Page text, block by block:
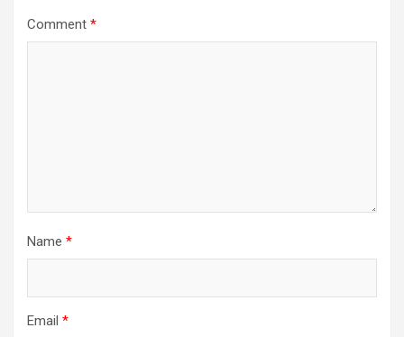
Comment *
Name *
Email *